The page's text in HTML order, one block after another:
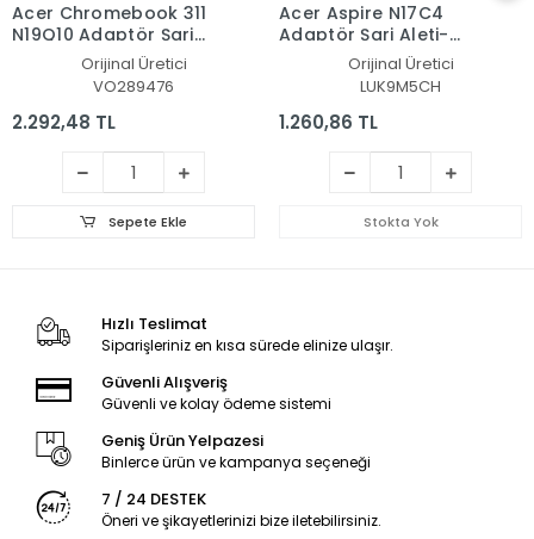
Acer Chromebook 311
N19Q10 Adaptör Şarj
Aleti-CihazıOrijinal Üretici
VO289476
2.292,48 TL
Sepete Ekle
Acer Aspire N17C4
Adaptör Şarj Aleti-
Orijinal Üretici
LUK9M5CH
1.260,86 TL
Stokta Yok
Hızlı Teslimat
Siparişleriniz en kısa sürede elinize ulaşır.
Güvenli Alışveriş
Güvenli ve kolay ödeme sistemi
Geniş Ürün Yelpazesi
Binlerce ürün ve kampanya seçeneği
7 / 24 DESTEK
Öneri ve şikayetlerinizi bize iletebilirsiniz.